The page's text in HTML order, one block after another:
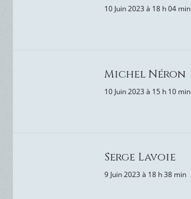
10 Juin 2023 à 18 h 04 min
Michel Néron
10 Juin 2023 à 15 h 10 min
Serge Lavoie
9 Juin 2023 à 18 h 38 min